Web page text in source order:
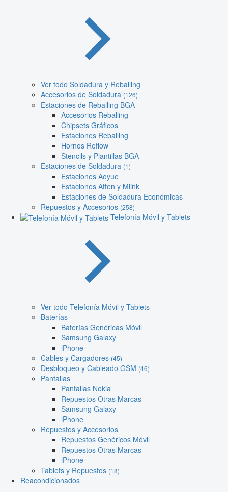
Ver todo Soldadura y Reballing
Accesorios de Soldadura (126)
Estaciones de Reballing BGA
Accesorios Reballing
Chipsets Gráficos
Estaciones Reballing
Hornos Reflow
Stencils y Plantillas BGA
Estaciones de Soldadura (1)
Estaciones Aoyue
Estaciones Atten y Mlink
Estaciones de Soldadura Económicas
Repuestos y Accesorios (258)
Telefonía Móvil y Tablets
Ver todo Telefonía Móvil y Tablets
Baterías
Baterías Genéricas Móvil
Samsung Galaxy
iPhone
Cables y Cargadores (45)
Desbloqueo y Cableado GSM (46)
Pantallas
Pantallas Nokia
Repuestos Otras Marcas
Samsung Galaxy
iPhone
Repuestos y Accesorios
Repuestos Genéricos Móvil
Repuestos Otras Marcas
iPhone
Tablets y Repuestos (18)
Reacondicionados